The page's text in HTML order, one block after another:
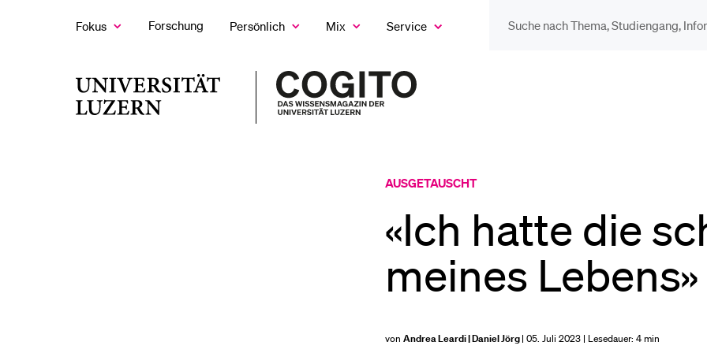
FokusZeige
Forschung Persönlich
Zeige
Untermenü
MixZeige
Untermenü
Service
Universität
Zur
AUSGETAUSCHT
«Ich hatte die
meines Lebens»
von Andrea Leardi | Daniel Jörg| 05. Juli 2023 | Lesedauer: 4 min
Sie haben noch keine Suche getätigt.
DIE UNI FÜR…
Studierende